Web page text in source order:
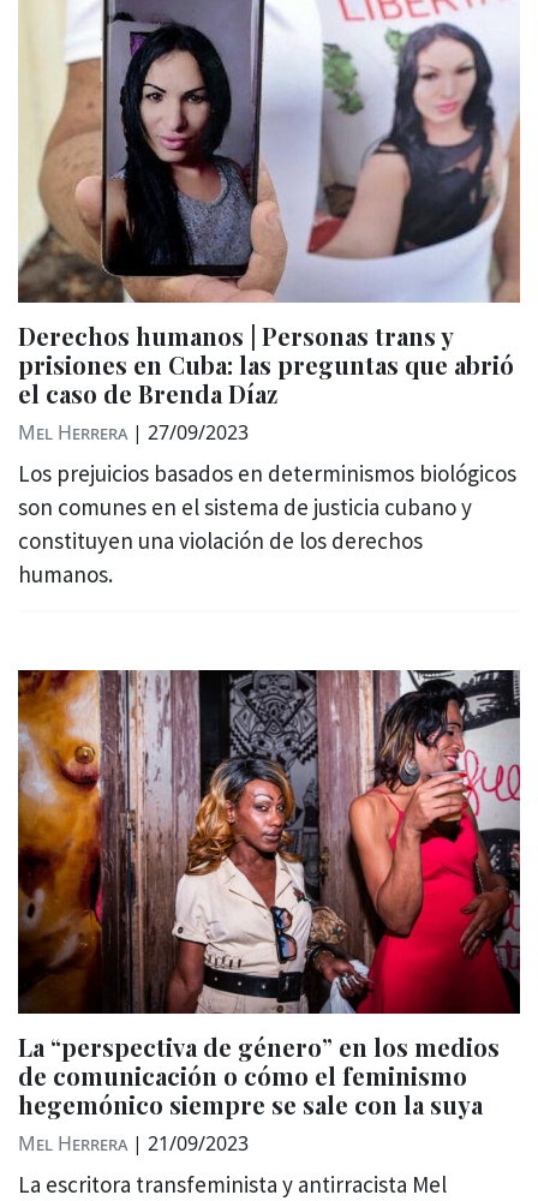
Derechos humanos | Personas trans y
prisiones en Cuba: las preguntas que abrió
el caso de Brenda Díaz
Mel Herrera | 27/09/2023
Los prejuicios basados ​​en determinismos biológicos
son comunes en el sistema de justicia cubano y
constituyen una violación de los derechos
humanos.
La “perspectiva de género” en los medios
de comunicación o cómo el feminismo
hegemónico siempre se sale con la suya
Mel Herrera | 21/09/2023
La escritora transfeminista y antirracista Mel